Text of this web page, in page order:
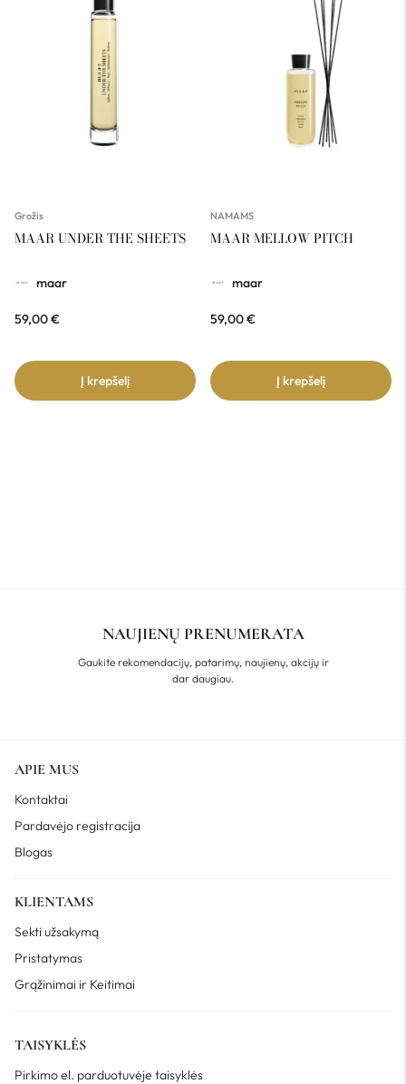
Grožis
MAAR UNDER THE SHEETS
maar
59,00€
Į krepšelį
NAMAMS
MAAR MELLOW PITCH
maar
59,00€
Į krepšelį
NAUJIENŲ PRENUMERATA
Gaukite rekomendacijų, patarimų, naujienų, akcijų ir
dar daugiau.
APIE MUS
Kontaktai
Pardavėjo registracija
Blogas
KLIENTAMS
Sekti užsakymą
Pristatymas
Grąžinimai ir Keitimai
TAISYKLĖS
Pirkimo el. parduotuvėje taisyklės